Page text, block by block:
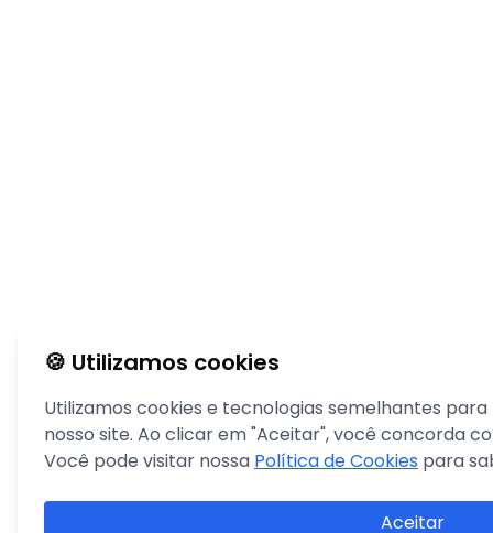
🍪 Utilizamos cookies
Utilizamos cookies e tecnologias semelhantes
nosso site. Ao clicar em "Aceitar", você concorda
Você pode visitar nossa Política de Cookies para
Aceitar